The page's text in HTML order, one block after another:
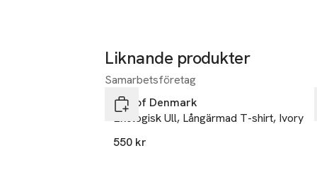
Liknande produkter
Hoppa över bildspelet
Samarbetsföretag
JBS of Denmark
Ekologisk Ull, Långärmad T-shirt, Ivory
550 kr